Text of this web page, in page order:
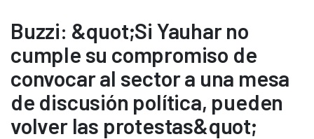
Buzzi: &quot;Si Yauhar no
cumple su compromiso de
convocar al sector a una mesa
de discusión política, pueden
volver las protestas&quot;